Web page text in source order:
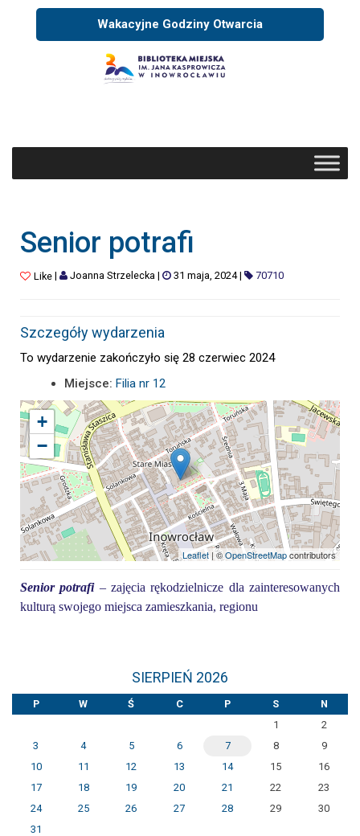
Wakacyjne Godziny Otwarcia
Senior potrafi
Like| Joanna Strzelecka | 31 maja, 2024| 70710
Szczegóły wydarzenia
To wydarzenie zakończyło się 28 czerwiec 2024
Miejsce: Filia nr 12
+
−
Leaflet| ©OpenStreetMapcontributors
Senior potrafi– zajęcia rękodzielnicze dla zainteresowanych
kulturą swojego miejsca zamieszkania, regionu
SIERPIEŃ 2026
P W Ś C P S
N
1
2
3
4 5 6 7 8
9
10
11 12 13 14 15
16
17
18 19 20 21 22
23
24
25 26 27 28 29
30
31